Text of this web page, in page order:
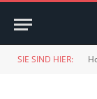
SIE SIND HIER: